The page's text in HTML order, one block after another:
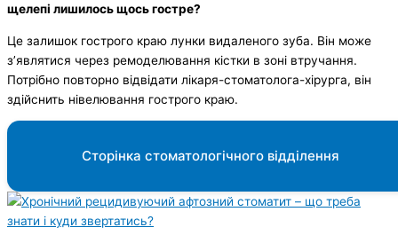
щелепі лишилось щось гостре?
Це залишок гострого краю лунки видаленого зуба. Він може
з’являтися через ремоделювання кістки в зоні втручання.
Потрібно повторно відвідати лікаря-стоматолога-хірурга, він
здійснить нівелювання гострого краю.
Сторінка стоматологічного відділення